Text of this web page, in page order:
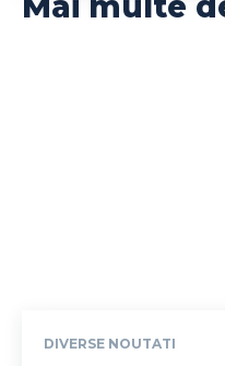
DIVERSE NOUTATI